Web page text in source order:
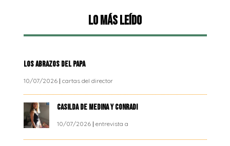
Lo más leído
LOS ABRAZOS DEL PAPA
10/07/2026| cartas del director
CASILDA DE MEDINA Y CONRADI
10/07/2026| entrevista a